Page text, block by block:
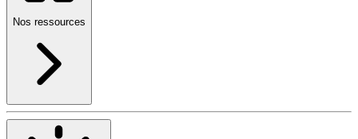
Nos ressources